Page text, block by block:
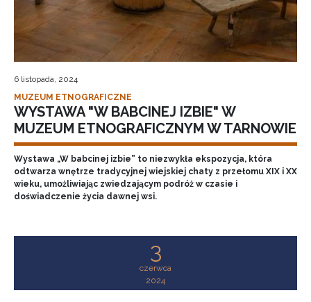
6 listopada, 2024
MUZEUM ETNOGRAFICZNE
WYSTAWA "W BABCINEJ IZBIE" W
MUZEUM ETNOGRAFICZNYM W TARNOWIE
Wystawa „W babcinej izbie” to niezwykła ekspozycja, która
odtwarza wnętrze tradycyjnej wiejskiej chaty z przełomu XIX i XX
wieku, umożliwiając zwiedzającym podróż w czasie i
doświadczenie życia dawnej wsi.
3
czerwca
2024